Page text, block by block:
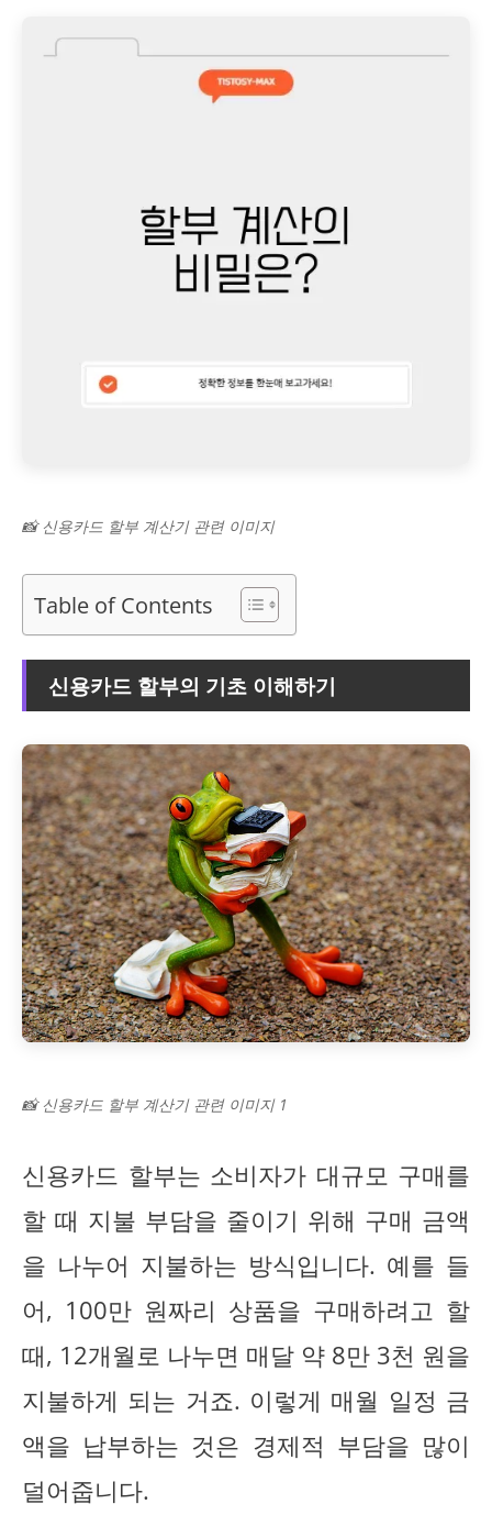
📸 신용카드 할부 계산기 관련 이미지
Table of Contents
신용카드 할부의 기초 이해하기
📸 신용카드 할부 계산기 관련 이미지 1
신용카드 할부는 소비자가 대규모 구매를
할 때 지불 부담을 줄이기 위해 구매 금액
을 나누어 지불하는 방식입니다. 예를 들
어, 100만 원짜리 상품을 구매하려고 할
때, 12개월로 나누면 매달 약 8만 3천 원을
지불하게 되는 거죠. 이렇게 매월 일정 금
액을 납부하는 것은 경제적 부담을 많이
덜어줍니다.